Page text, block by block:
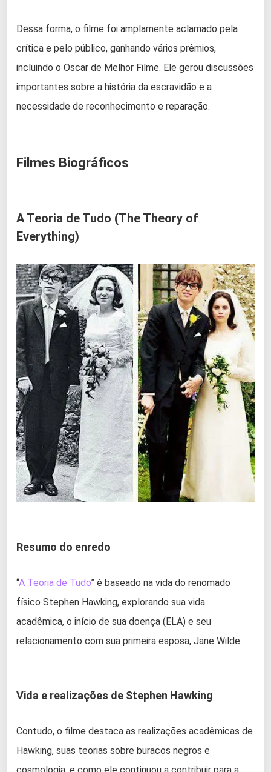
Dessa forma, o filme foi amplamente aclamado pela
crítica e pelo público, ganhando vários prêmios,
incluindo o Oscar de Melhor Filme. Ele gerou discussões
importantes sobre a história da escravidão e a
necessidade de reconhecimento e reparação.
Filmes Biográficos
A Teoria de Tudo (The Theory of
Everything)
Resumo do enredo
“A Teoria de Tudo” é baseado na vida do renomado
físico Stephen Hawking, explorando sua vida
acadêmica, o início de sua doença (ELA) e seu
relacionamento com sua primeira esposa, Jane Wilde.
Vida e realizações de Stephen Hawking
Contudo, o filme destaca as realizações acadêmicas de
Hawking, suas teorias sobre buracos negros e
cosmologia, e como ele continuou a contribuir para a